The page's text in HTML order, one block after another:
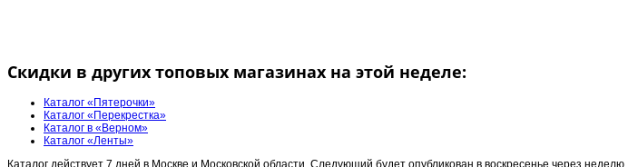
Скидки в других топовых магазинах на этой неделе:
Каталог «Пятерочки»
Каталог «Перекрестка»
Каталог в «Верном»
Каталог «Ленты»
Каталог действует 7 дней в Москве и Московской области. Следующий будет опубликован в воскресенье через неделю.